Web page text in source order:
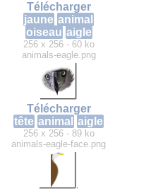
Télécharger
jaune animal
oiseau aigle
256 x 256 - 60 ko
animals-eagle.png
Télécharger
tête animal aigle
256 x 256 - 89 ko
animals-eagle-face.png